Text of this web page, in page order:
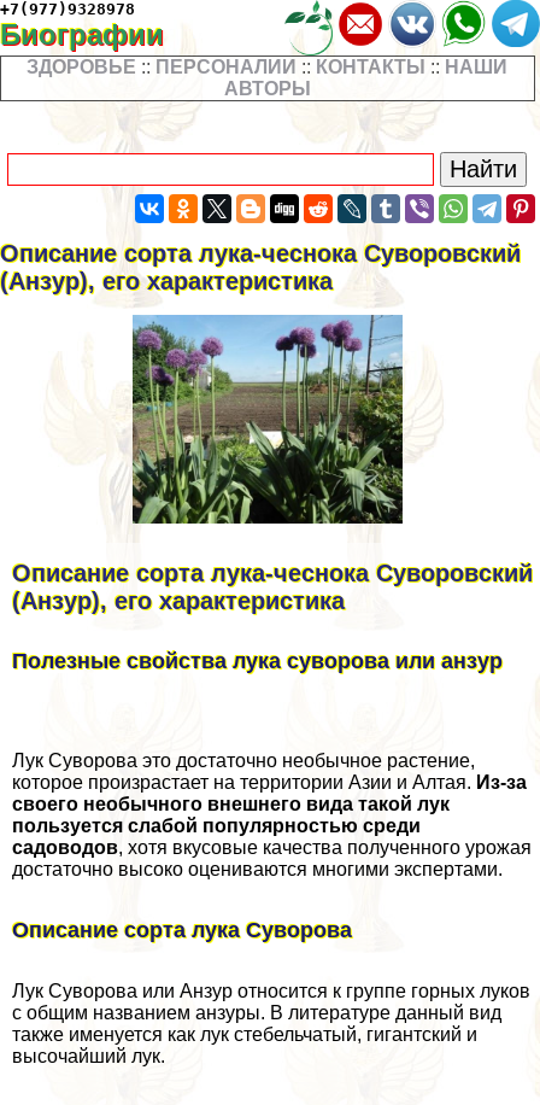
+7(977)9328978
Биографии
ЗДОРОВЬЕ :: ПЕРСОНАЛИИ :: КОНТАКТЫ :: НАШИ
АВТОРЫ
Описание сорта лука-чеснока Суворовский
(Анзур), его хаpaктеристика
Описание сорта лука-чеснока Суворовский
(Анзур), его хаpaктеристика
Полезные свойства лука суворова или анзур
Лук Суворова это достаточно необычное растение,
которое произрастает на территории Азии и Алтая. Из-за
своего необычного внешнего вида такой лук
пользуется слабой популярностью среди
садоводов, хотя вкусовые качества полученного урожая
достаточно высоко оцениваются многими экспертами.
Описание сорта лука Суворова
Лук Суворова или Анзур относится к группе горных луков
с общим названием анзуры. В литературе данный вид
также именуется как лук стебельчатый, гигантский и
высочайший лук.